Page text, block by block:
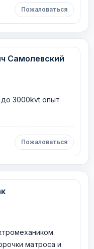
Пожаловаться
Самолевский
3000kvt опыт
Пожаловаться
матроса и